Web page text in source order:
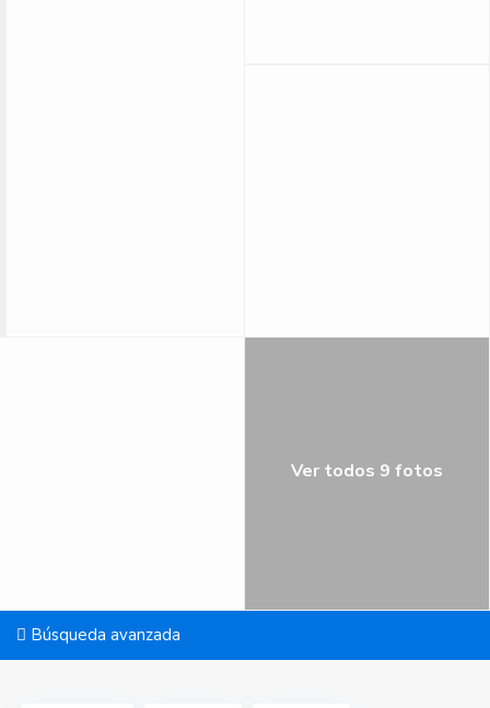
Ver todos 9 fotos
Búsqueda avanzada